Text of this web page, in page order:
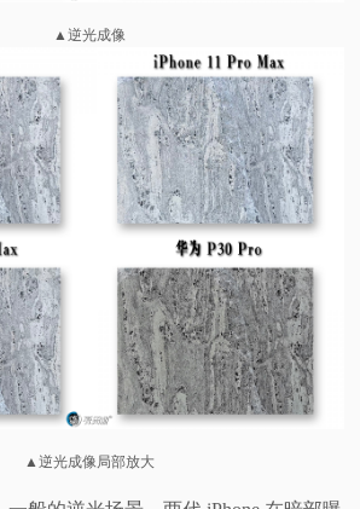
▲逆光成像
▲逆光成像局部放大